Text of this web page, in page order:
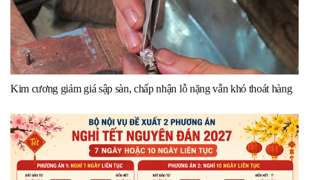
Kim cương giảm giá sập sàn, chấp nhận lỗ nặng vẫn khó thoát hàng